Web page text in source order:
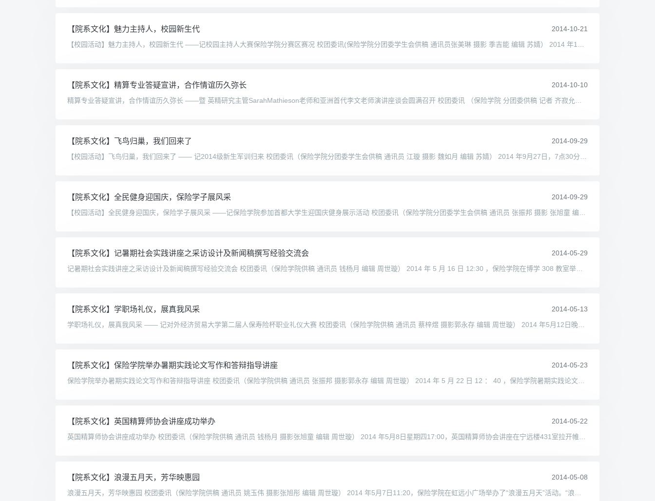
2014-10-21
【院系文化】魅力主持人，校园新生代
2014-10-10
【院系文化】精算专业答疑宣讲，合作情谊历久弥长
2014-09-29
【院系文化】飞鸟归巢，我们回来了
2014-09-29
【院系文化】全民健身迎国庆，保险学子展风采
2014-05-29
【院系文化】记暑期社会实践讲座之采访设计及新闻稿撰写经验交流会
2014-05-13
【院系文化】学职场礼仪，展真我风采
2014-05-23
【院系文化】保险学院举办暑期实践论文写作和答辩指导讲座
2014-05-22
【院系文化】英国精算师协会讲座成功举办
2014-05-08
【院系文化】浪漫五月天，芳华映惠园